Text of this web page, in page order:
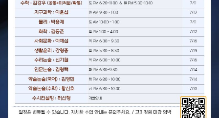
바로가기
방배 세정
서초구 동작대로 188 액센빌딩 2층, 3층
바로가기
송도 세정